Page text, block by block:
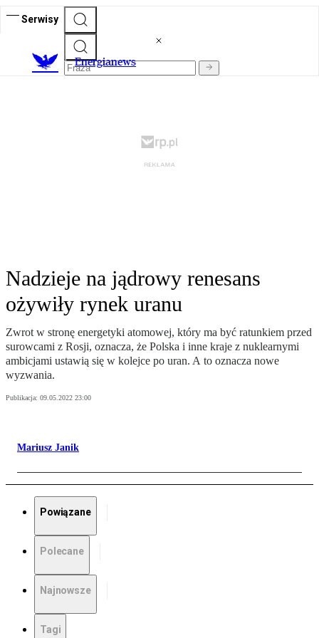
Serwisy
Energianews
Nadzieje na jądrowy renesans
ożywiły rynek uranu
Zwrot w stronę energetyki atomowej, który ma być ratunkiem przed
surowcami z Rosji, oznacza, że Polska i inne kraje z nuklearnymi
ambicjami ustawią się w kolejce po uran. A to oznacza nowe
wyzwania.
Publikacja: 09.05.2022 23:00
Mariusz Janik
Powiązane
Polecane
Najnowsze
Tagi